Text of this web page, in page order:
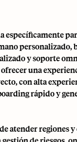
personalizado,
y soporte
una
con alta
rápido y
atender regiones y